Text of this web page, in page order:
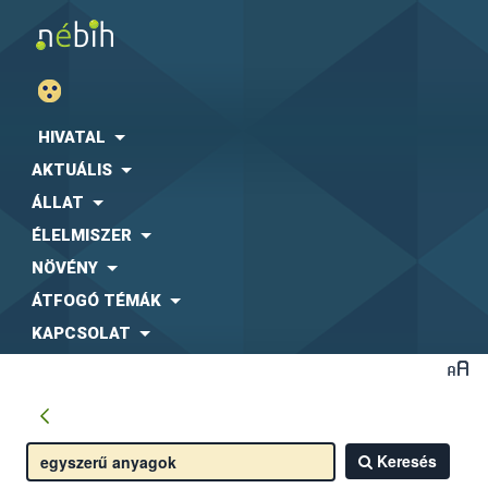
HIVATAL
AKTUÁLIS
ÁLLAT
ÉLELMISZER
NÖVÉNY
ÁTFOGÓ TÉMÁK
KAPCSOLAT
Keresés